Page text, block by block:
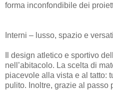
forma inconfondibile dei
Interni – lusso, spazio e
Il design atletico e sportivo
nell’abitacolo. La scelta di
piacevole alla vista e al tatto:
pulito. Inoltre, grazie al passo